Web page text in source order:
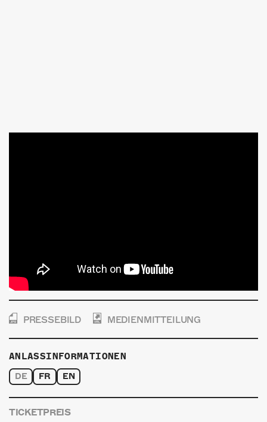
PRESSEBILD MEDIENMITTEILUNG
ANLASSINFORMATIONEN
DE FR EN
TICKETPREIS